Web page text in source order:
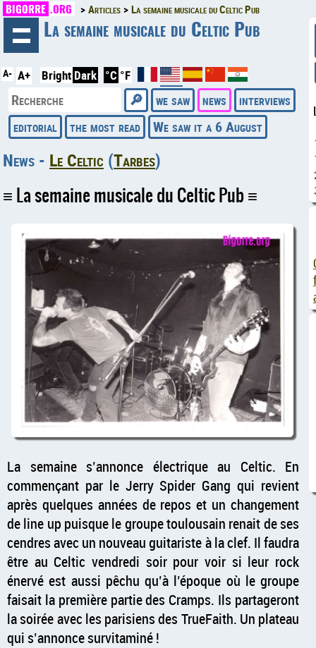
BIGORRE .ORG Articles La semaine musicale du Celtic Pub
La semaine musicale du Celtic Pub
A- A+ Bright Dark °C °F
we saw news
interviews
editorial
the most read We saw it a 6 August
News - Le Celtic (Tarbes)
La semaine musicale du Celtic Pub
La semaine s’annonce électrique au Celtic. En
commençant par le Jerry Spider Gang qui revient
après quelques années de repos et un changement
de line up puisque le groupe toulousain renait de ses
cendres avec un nouveau guitariste à la clef. Il faudra
être au Celtic vendredi soir pour voir si leur rock
énervé est aussi pêchu qu’à l’époque où le groupe
faisait la première partie des Cramps. Ils partageront
la soirée avec les parisiens des TrueFaith. Un plateau
qui s’annonce survitaminé !